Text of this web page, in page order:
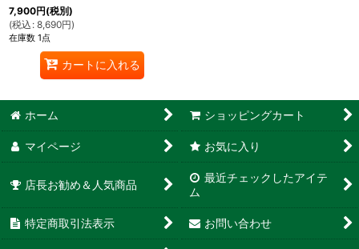
特集
絞り込む
7,900円(税別)
(税込 : 8,690円)
在庫数 1点
カートに入れる
ホーム ショッピングカート
マイページ お気に入り
店長お勧め＆人気商品
最近チェックしたアイテ
ム
特定商取引法表示 お問い合わせ